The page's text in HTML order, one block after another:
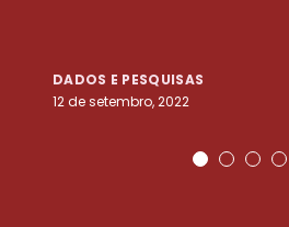
DADOS E PESQUISAS
12 de setembro, 2022